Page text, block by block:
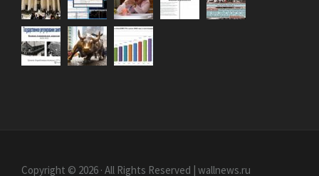
Copyright © 2026 · All Rights Reserved | wallnews.ru